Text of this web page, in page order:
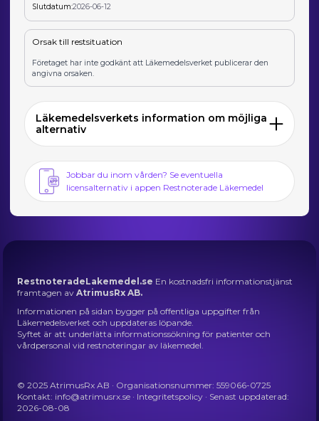
Slutdatum:2026-06-12
Orsak till restsituation
Företaget har inte godkänt att Läkemedelsverket publicerar den
angivna orsaken.
Läkemedelsverkets information om möjliga
alternativ
Jobbar du inom vården? Se eventuella
licensalternativ i appen Restnoterade Läkemedel
RestnoteradeLakemedel.se En kostnadsfri informationstjänst
framtagen avAtrimusRx AB.
Informationen på sidan bygger på offentliga uppgifter från
Läkemedelsverket och uppdateras löpande.
Syftet är att underlätta informationssökning för patienter och
vårdpersonal vid restnoteringar av läkemedel.
© 2025 AtrimusRx AB · Organisationsnummer: 559066-0725
Kontakt: info@atrimusrx.se · Integritetspolicy · Senast uppdaterad:
2026-08-08